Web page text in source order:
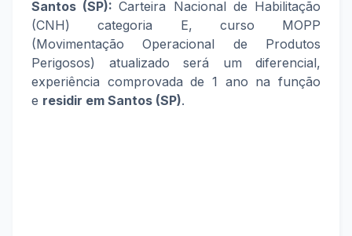
Santos (SP):Carteira Nacional de Habilitação
(CNH) categoria E, curso MOPP
(Movimentação Operacional de Produtos
Perigosos) atualizado será um diferencial,
experiência comprovada de 1 ano na função
e residir em Santos (SP).